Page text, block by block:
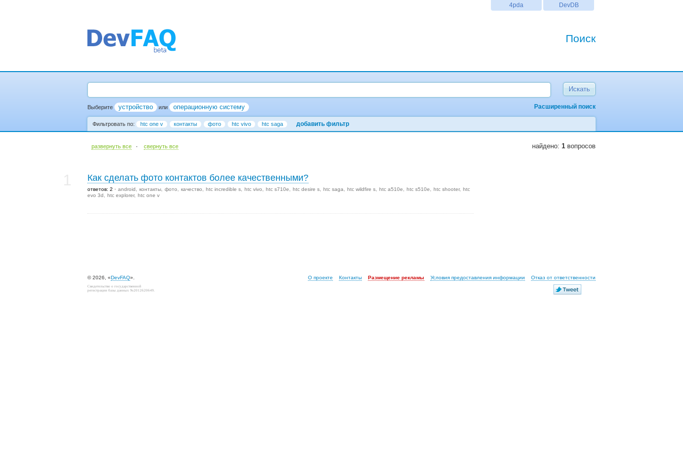
DevDB
4pda
Поиск
Выберите устройство Расширенный поиск
или операционную систему
Фильтровать по: htc one v контакты фото htc vivo htc saga добавить фильтр
развернуть все · cвернуть все найдено: 1 вопросов
Как сделать фото контактов более качественными?
ответов: 2 android контакты фото качество htc incredible s htc vivo htc s710e htc desire s htc saga htc wildfire s htc a510e htc s510e htc shooter
htc
evo 3d
htc explorer htc one v
© 2026, «DevFAQ». О проекте Контакты Размещение рекламы Условия предоставления информации Отказ от ответственности
Свидетельство о государственной
регистрации базы данных №2012620649.